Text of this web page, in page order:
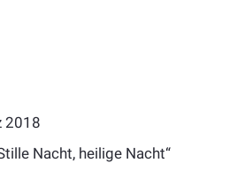
2018
Nacht, heilige Nacht“